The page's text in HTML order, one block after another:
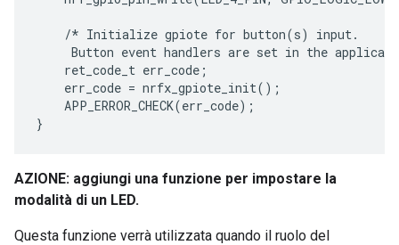
    /* Initialize gpiote for button(s) input.
Button event handlers are set in the
    ret_code_t err_code;
    err_code = nrfx_gpiote_init();
    APP_ERROR_CHECK(err_code);
AZIONE: aggiungi una funzione per impostare la
modalità di un LED.
Questa funzione verrà utilizzata quando il ruolo del